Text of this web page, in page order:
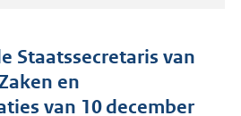
d
s
g
Staatssecretaris van
en
van 10 december